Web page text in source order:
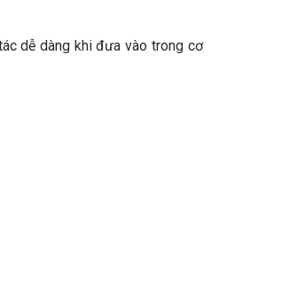
dễ dàng khi đưa vào trong cơ